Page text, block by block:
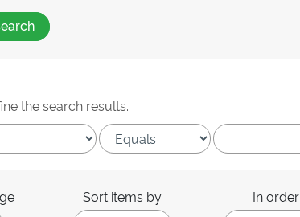
the search results.
Sort items by In order